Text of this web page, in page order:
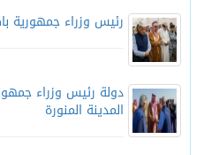
رئيس وزراء جمهورية
دولة رئيس وزراء
المدينة المنورة